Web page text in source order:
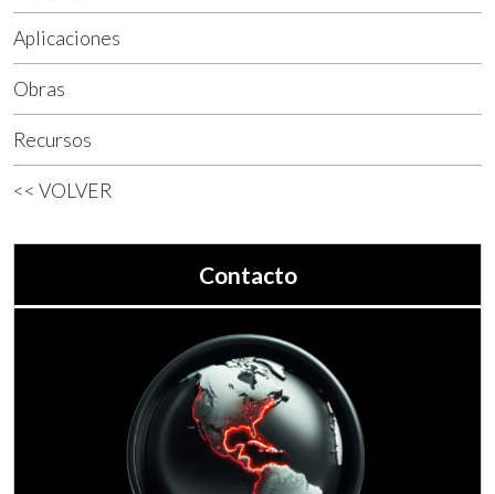
Aplicaciones
Obras
Recursos
<< VOLVER
Contacto